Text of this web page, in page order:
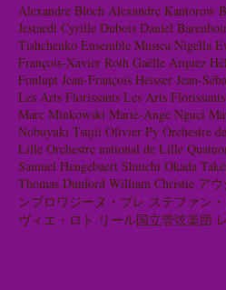
Alexandre Bloch Alexandre Kantorow
Jestaedt Cyrille Dubois Daniel
Tishchenko Ensemble Musica Nigella
François-Xavier Roth Gaëlle Arquez
Fonlupt Jean-François Heisser Jean-
Les Arts Florissants Les Arts Florissants
Marc Minkowski Marie-Ange Nguci
Nobuyuki Tsujii Olivier Py Orchestre
Lille Orchestre national de Lille
Samuel Hengebaert Shuichi Okada
Thomas Dunford William Christie ア
ンブロワジーヌ・ブレ ステファン
ヴィエ・ロト リール国立管弦楽団